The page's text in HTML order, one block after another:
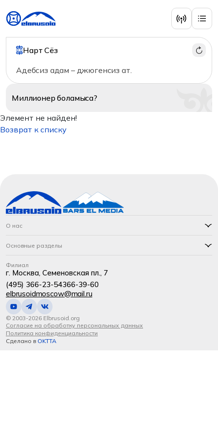
Нарт Сёз
Адебсиз адам – джюгенсиз ат.
Миллионерболамыса?
Элемент не найден!
Возврат к списку
О нас
Основные разделы
Филиал
г. Москва, Семеновская пл., 7
(495) 366-23-54366-39-60
elbrusoidmoscow@mail.ru
© 2003-2026 Elbrusoid.org
Согласие на обработку персональных данных
Политика конфиденциальности
Сделано в OKTTA